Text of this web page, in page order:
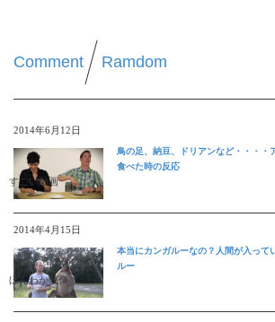
Comment Ramdom
2014年6月12日
すごい動画
鳥の足、納豆、ドリアンなど・・・・
食べた時の反応
2014年4月15日
ほんわか映像
本当にカンガルーなの？人間が入って
ルー